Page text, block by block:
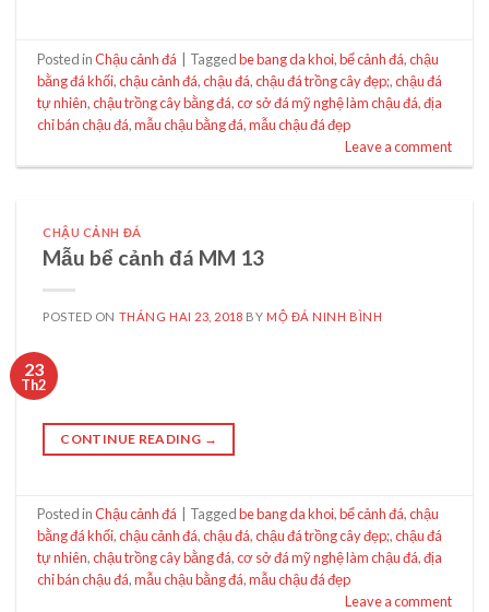
Posted inChậu cảnh đá Taggedbe bang da khoi,bể cảnh đá,chậu
bằng đá khối,chậu cảnh đá,chậu đá,chậu đá trồng cây đẹp;,chậu đá
tự nhiên,chậu trồng cây bằng đá,cơ sở đá mỹ nghệ làm chậu đá,địa
chỉ bán chậu đá,mẫu chậu bằng đá,mẫu chậu đá đẹp
Leave a comment
CHẬU CẢNH ĐÁ
Mẫu bể cảnh đá MM 13
POSTED ON THÁNG HAI 23, 2018 BY MỘ ĐÁ NINH BÌNH
23
Th2
CONTINUE READING →
Posted inChậu cảnh đá Taggedbe bang da khoi,bể cảnh đá,chậu
bằng đá khối,chậu cảnh đá,chậu đá,chậu đá trồng cây đẹp;,chậu đá
tự nhiên,chậu trồng cây bằng đá,cơ sở đá mỹ nghệ làm chậu đá,địa
chỉ bán chậu đá,mẫu chậu bằng đá,mẫu chậu đá đẹp
Leave a comment